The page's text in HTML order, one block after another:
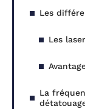
Les
Les
La